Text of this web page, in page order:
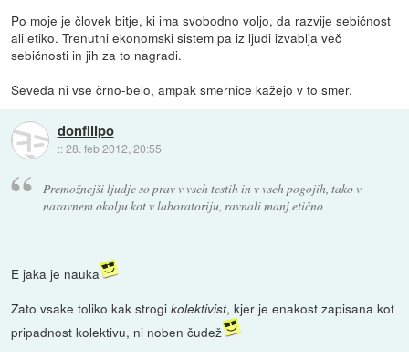
Po moje je človek bitje, ki ima svobodno voljo, da razvije sebičnost
ali etiko. Trenutni ekonomski sistem pa iz ljudi izvablja več
sebičnosti in jih za to nagradi.
Seveda ni vse črno-belo, ampak smernice kažejo v to smer.
donfilipo
::28. feb 2012, 20:55
Premožnejši ljudje so prav v vseh testih in v vseh pogojih, tako v
naravnem okolju kot v laboratoriju, ravnali manj etično
E jaka je nauka
Zato vsake toliko kak strogikolektivist, kjer je enakost zapisana kot
pripadnost kolektivu, ni noben čudež